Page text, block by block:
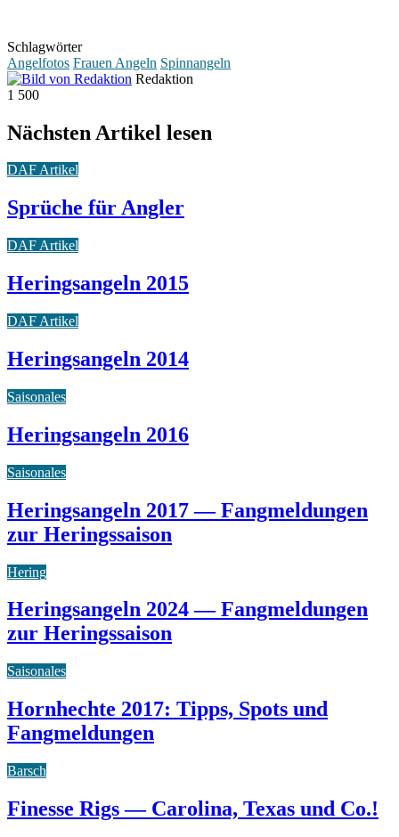
Schlagwörter
Angelfotos Frauen Angeln Spinnangeln
Redaktion
1 500
Nächsten Artikel lesen
DAF Artikel
Sprüche für Angler
DAF Artikel
Heringsangeln 2015
DAF Artikel
Heringsangeln 2014
Saisonales
Heringsangeln 2016
Saisonales
Heringsangeln 2017 — Fangmeldungen
zur Heringssaison
Hering
Heringsangeln 2024 — Fangmeldungen
zur Heringssaison
Saisonales
Hornhechte 2017: Tipps, Spots und
Fangmeldungen
Barsch
Finesse Rigs — Carolina, Texas und Co.!